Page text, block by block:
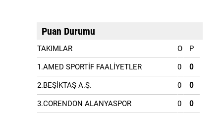
Puan Durumu
TAKIMLAR O P
1.AMED SPORTİF FAALİYETLER 0 0
2.BEŞİKTAŞ A.Ş. 0 0
3.CORENDON ALANYASPOR 0 0